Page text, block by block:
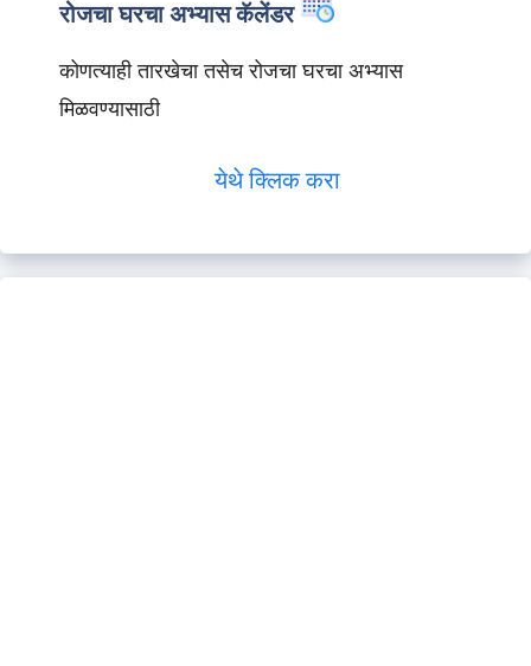
रोजचा घरचा अभ्यास कॅलेंडर
कोणत्याही तारखेचा तसेच रोजचा घरचा अभ्यास
मिळवण्यासाठी
येथे क्लिक करा